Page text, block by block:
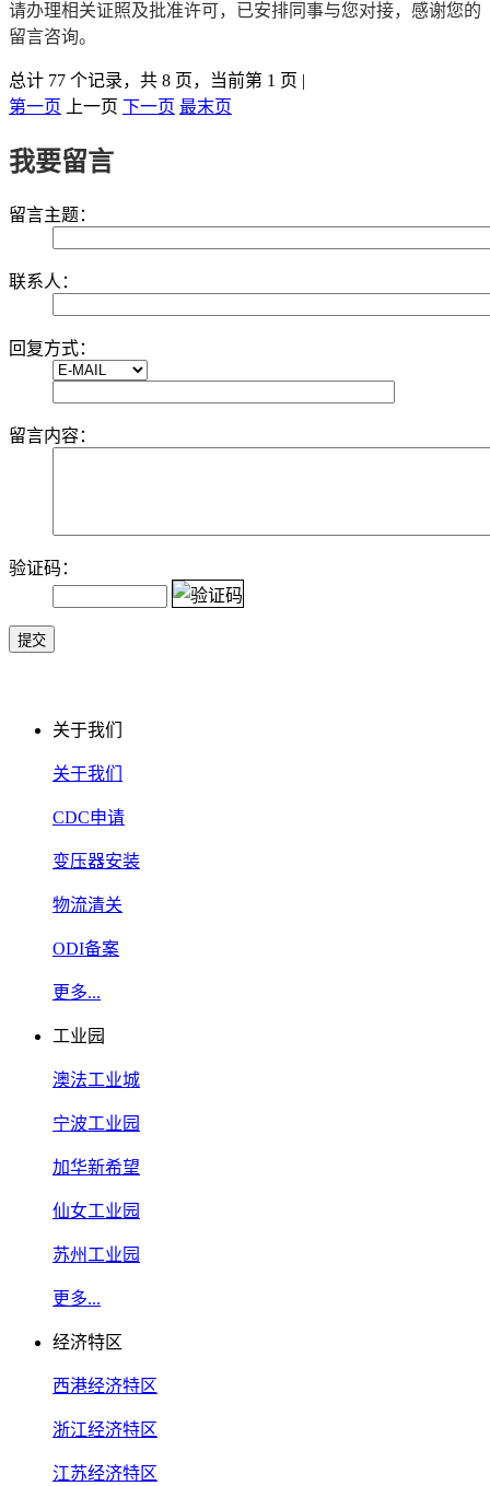
请办理相关证照及批准许可，已安排同事与您对接，感谢您的
留言咨询。
总计 77 个记录，共 8 页，当前第 1 页 |
第一页 上一页 下一页 最末页
我要留言
留言主题：
联系人：
回复方式：
留言内容：
验证码：
关于我们
关于我们
CDC申请
变压器安装
物流清关
ODI备案
更多...
工业园
澳法工业城
宁波工业园
加华新希望
仙女工业园
苏州工业园
更多...
经济特区
西港经济特区
浙江经济特区
江苏经济特区